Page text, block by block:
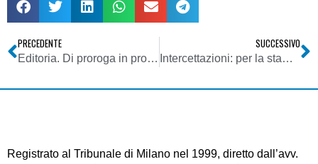
PRECEDENTE
Editoria. Di proroga in proroga si va avanti a tentoni
SUCCESSIVO
Intercettazioni: per la stampa le indagini diventano top secret
Registrato al Tribunale di Milano nel 1999, diretto dall’avv.